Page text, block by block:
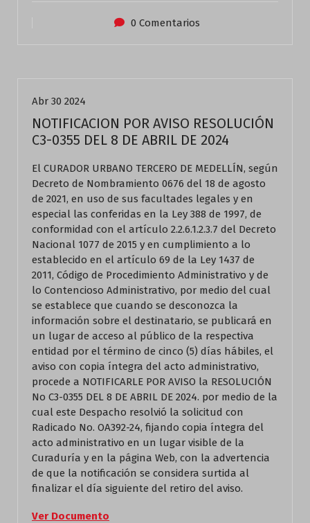
0 Comentarios
Abr 30 2024
NOTIFICACION POR AVISO RESOLUCIÓN
C3-0355 DEL 8 DE ABRIL DE 2024
El CURADOR URBANO TERCERO DE MEDELLÍN, según
Decreto de Nombramiento 0676 del 18 de agosto
de 2021, en uso de sus facultades legales y en
especial las conferidas en la Ley 388 de 1997, de
conformidad con el artículo 2.2.6.1.2.3.7 del Decreto
Nacional 1077 de 2015 y en cumplimiento a lo
establecido en el artículo 69 de la Ley 1437 de
2011, Código de Procedimiento Administrativo y de
lo Contencioso Administrativo, por medio del cual
se establece que cuando se desconozca la
información sobre el destinatario, se publicará en
un lugar de acceso al público de la respectiva
entidad por el término de cinco (5) días hábiles, el
aviso con copia íntegra del acto administrativo,
procede a NOTIFICARLE POR AVISO la RESOLUCIÓN
No C3-0355 DEL 8 DE ABRIL DE 2024. por medio de la
cual este Despacho resolvió la solicitud con
Radicado No. OA392-24, fijando copia íntegra del
acto administrativo en un lugar visible de la
Curaduría y en la página Web, con la advertencia
de que la notificación se considera surtida al
finalizar el día siguiente del retiro del aviso.
Ver Documento